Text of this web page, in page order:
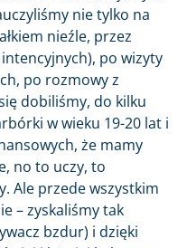
nie tylko na
nieźle, przez
po wizyty
po rozmowy z
dobiliśmy, do kilku
w wieku 19-20 lat i
że mamy
no to uczy, to
Ale przede wszystkim
– zyskaliśmy tak
bzdur) i dzięki